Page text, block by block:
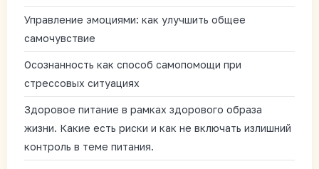
Управление эмоциями: как улучшить общее
самочувствие
Осознанность как способ самопомощи при
стрессовых ситуациях
Здоровое питание в рамках здорового образа
жизни. Какие есть риски и как не включать излишний
контроль в теме питания.